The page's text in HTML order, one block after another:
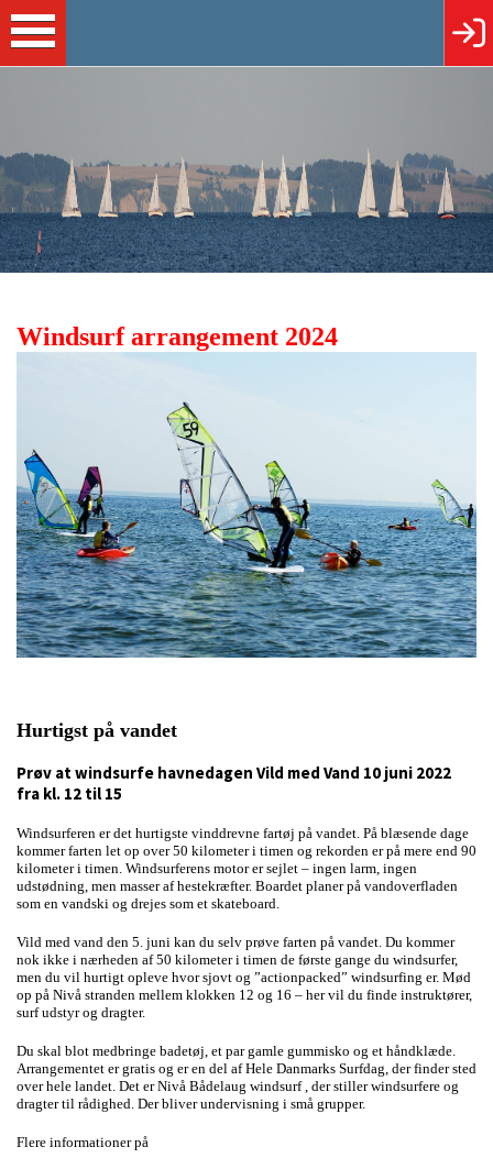
Windsurf arrangement 2024
Hurtigst på vandet
Prøv at windsurfe havnedagen Vild med Vand 10 juni 2022
fra kl. 12 til 15
Windsurferen er det hurtigste vinddrevne fartøj på vandet. På blæsende dage
kommer farten let op over 50 kilometer i timen og rekorden er på mere end 90
kilometer i timen. Windsurferens motor er sejlet – ingen larm, ingen
udstødning, men masser af hestekræfter. Boardet planer på vandoverfladen
som en vandski og drejes som et skateboard.
Vild med vand den 5. juni kan du selv prøve farten på vandet. Du kommer
nok ikke i nærheden af 50 kilometer i timen de første gange du windsurfer,
men du vil hurtigt opleve hvor sjovt og ”actionpacked” windsurfing er. Mød
op på Nivå stranden mellem klokken 12 og 16 – her vil du finde instruktører,
surf udstyr og dragter.
Du skal blot medbringe badetøj, et par gamle gummisko og et håndklæde.
Arrangementet er gratis og er en del af Hele Danmarks Surfdag, der finder sted
over hele landet. Det er Nivå Bådelaug windsurf , der stiller windsurfere og
dragter til rådighed. Der bliver undervisning i små grupper.
Flere informationer på